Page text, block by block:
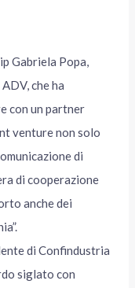
Gabriela Popa,
che ha
con un partner
venture non solo
di
di cooperazione
anche dei
di Confindustria
siglato con